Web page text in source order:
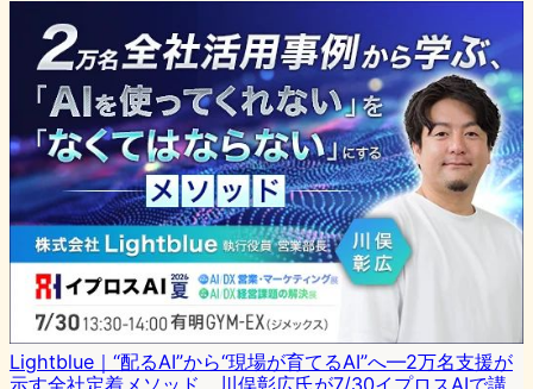
Lightblue｜“配るAI”から“現場が育てるAI”へ—2万名支援が